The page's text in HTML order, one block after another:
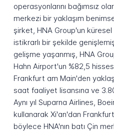
operasyonlarını bağımsız
merkezi bir yaklaşım
şirket, HNA Group'un
istikrarlı bir şekilde
gelişme yaşanmış, HNA
Hahn Airport'un %82,5
Frankfurt am Main'den
saat faaliyet lisansına ve
Aynı yıl Suparna Airlines,
kullanarak Xi'an'dan
böylece HNA'nın batı Çin